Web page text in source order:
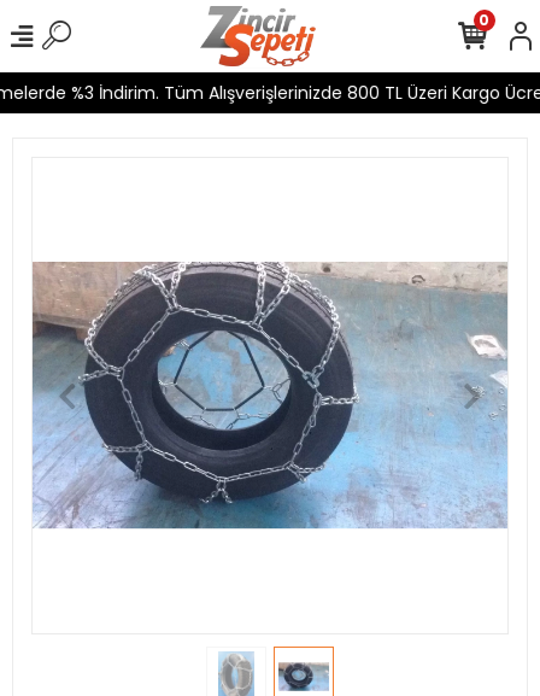
%3 İndirim. Tüm Alışverişlerinizde 800 TL Üzeri Kargo
0